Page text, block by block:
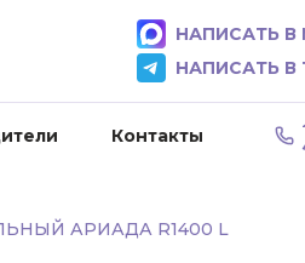
Контакты
НАПИСАТЬ В
НАПИСАТЬ В
АРИАДА R1400 L